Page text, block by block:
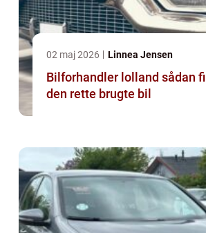
02 maj 2026 Linnea Jensen
Bilforhandler lolland sådan finder du
den rette brugte bil